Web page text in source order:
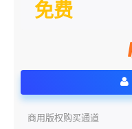
免费
商用版权购买通道